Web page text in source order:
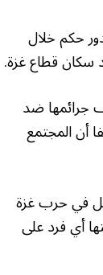
حكم خلال
سكان قطاع غزة.
جرائمها ضد
أن المجتمع
في حرب غزة
أي فرد على